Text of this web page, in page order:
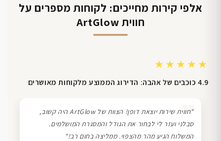
אלפי קירות מחייכים: לקוחות מספרים על
חווית ArtGlow
★★★★★
4.9 כוכבים של אהבה: הדירוג הממוצע מלקוחות מאושרים
❞
"חווית שירות יוצאת דופן! הצוות של ArtGlow היה קשוב,
סבלני ועזר לי לבחור את הגודל והמסגרת המושלמים.
המשלוח הגיע מהר מהצפוי. ממליצה בחום רב!"